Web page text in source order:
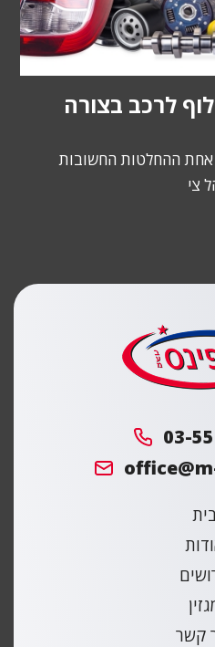
לרכב בצורה
אחת ההחלטות החשובות
צי
03-
בית
קשר